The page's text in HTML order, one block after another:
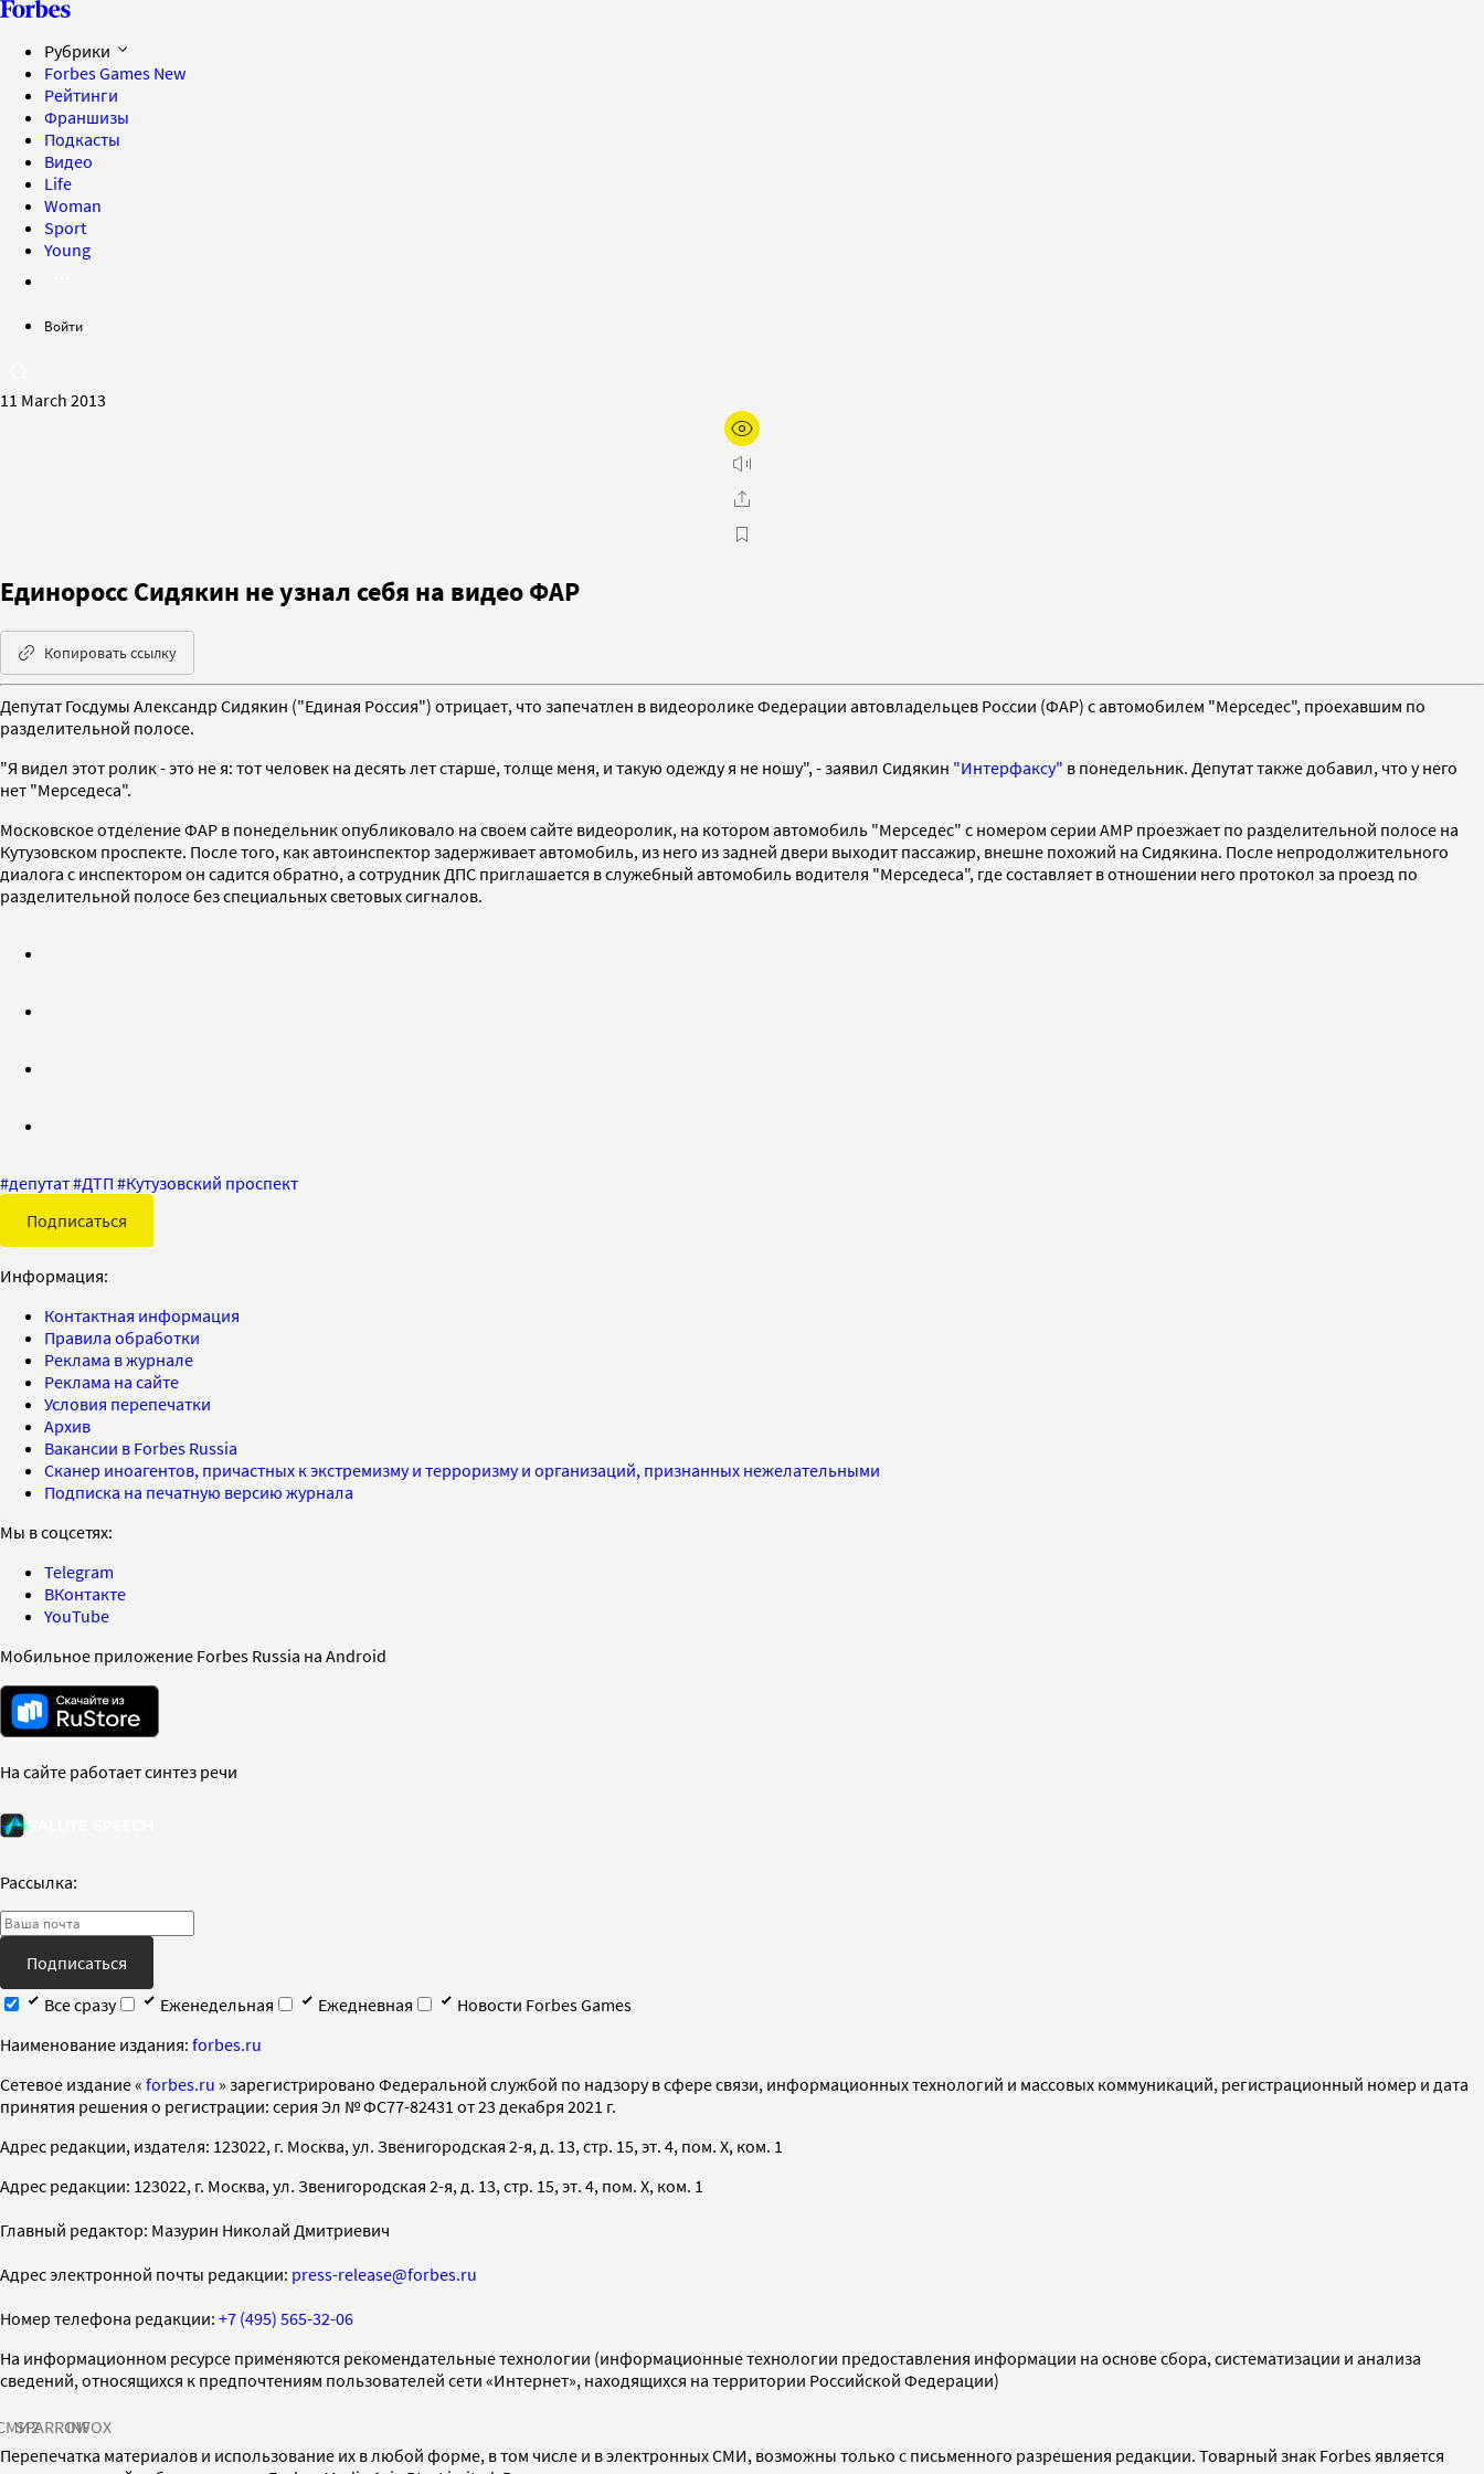
Рубрики
Forbes Games New
Рейтинги
Франшизы
Подкасты
Видео
Life
Woman
Sport
Young
Войти
11 March 2013
Единоросс Сидякин не узнал себя на видео ФАР
Копировать ссылку
Депутат Госдумы Александр Сидякин ("Единая Россия") отрицает, что запечатлен в видеоролике Федерации автовладельцев России (ФАР) с автомобилем "Мерседес", проехавшим по
разделительной полосе.
"Я видел этот ролик - это не я: тот человек на десять лет старше, толще меня, и такую одежду я не ношу", - заявил Сидякин "Интерфаксу" в понедельник. Депутат также добавил, что у него
нет "Мерседеса".
Московское отделение ФАР в понедельник опубликовало на своем сайте видеоролик, на котором автомобиль "Мерседес" с номером серии АМР проезжает по разделительной полосе на
Кутузовском проспекте. После того, как автоинспектор задерживает автомобиль, из него из задней двери выходит пассажир, внешне похожий на Сидякина. После непродолжительного
диалога с инспектором он садится обратно, а сотрудник ДПС приглашается в служебный автомобиль водителя "Мерседеса", где составляет в отношении него протокол за проезд по
разделительной полосе без специальных световых сигналов.
#депутат#ДТП #Кутузовский проспект
Подписаться
Информация:
Контактная информация
Правила обработки
Реклама в журнале
Реклама на сайте
Условия перепечатки
Архив
Вакансии в Forbes Russia
Сканер иноагентов, причастных к экстремизму и терроризму и организаций, признанных нежелательными
Подписка на печатную версию журнала
Мы в соцсетях:
Telegram
ВКонтакте
YouTube
Мобильное приложение Forbes Russia на Android
На сайте работает синтез речи
Рассылка:
Подписаться
Все сразу
Еженедельная Ежедневная
Новости Forbes Games
Наименование издания: forbes.ru
Cетевое издание « forbes.ru » зарегистрировано Федеральной службой по надзору в сфере связи, информационных технологий и массовых коммуникаций, регистрационный номер и дата
принятия решения о регистрации: серия Эл № ФС77-82431 от 23 декабря 2021 г.
Адрес редакции, издателя: 123022, г. Москва, ул. Звенигородская 2-я, д. 13, стр. 15, эт. 4, пом. X, ком. 1
Адрес редакции: 123022, г. Москва, ул. Звенигородская 2-я, д. 13, стр. 15, эт. 4, пом. X, ком. 1
Главный редактор: Мазурин Николай Дмитриевич
Адрес электронной почты редакции: press-release@forbes.ru
Номер телефона редакции: +7 (495) 565-32-06
На информационном ресурсе применяются рекомендательные технологии (информационные технологии предоставления информации на основе сбора, систематизации и анализа
сведений, относящихся к предпочтениям пользователей сети «Интернет», находящихся на территории Российской Федерации)
SPARROWINFOX
Перепечатка материалов и использование их в любой форме, в том числе и в электронных СМИ, возможны только с письменного разрешения редакции. Товарный знак Forbes является